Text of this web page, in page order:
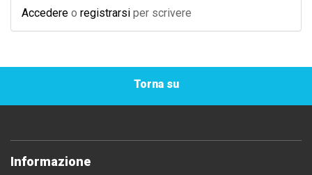
Accedere o registrarsi per scrivere
Torna su
Informazione